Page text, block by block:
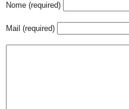
Nome (required)
Mail (required)